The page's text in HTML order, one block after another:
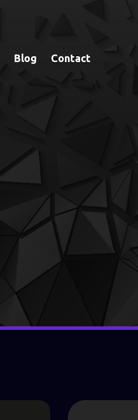
Blog Contact